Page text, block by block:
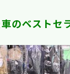
のベストセ